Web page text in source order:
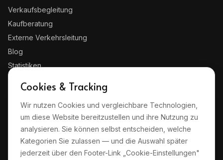
Verkaufsbegleitung
Kaufberatung
Externe Verkehrsleitung
Blog
Statistiken
RECHTLICHES
Impressum
Datenschutz
AGB
Cookies & Tracking
Wir nutzen Cookies und vergleichbare Technologien,
um diese Website bereitzustellen und ihre Nutzung zu
analysieren. Sie können selbst entscheiden, welche
Kategorien Sie zulassen — und die Auswahl später
jederzeit über den Footer-Link „Cookie-Einstellungen"